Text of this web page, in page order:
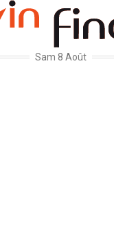
Sam 8 Août